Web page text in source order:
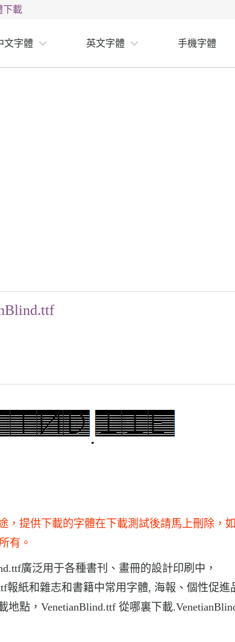
下載
文字體 英文字體 手機字體
，提供下載的字體在下載測試後請馬上刪除，
有。
廣泛用于各種書刊、畫冊的設計印刷中，
報紙和雜志和書籍中常用字體, 海報、個性促進
點，VenetianBlind.ttf 從哪裏下載